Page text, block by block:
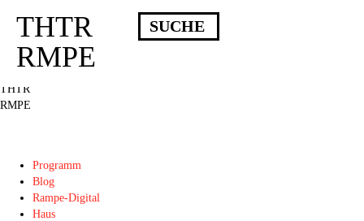
Deprecated : Die Funktion post_permalink ist seit Version 4.4.0 veraltet!
Verwende stattdessen get_permalink(). in
/homepages/10/d43051023/htdocs/wordpress/wp-includes/functions.php
THTR
RMPE
Programm
Blog
Rampe-Digital
Haus
THTR
RMPE